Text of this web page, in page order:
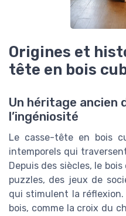
Origines et
tête en bois
Un héritage ancien
l’ingéniosité
Le casse-tête en bois
intemporels qui
Depuis des siècles, le
puzzles, des jeux de
qui stimulent la
bois, comme la croix du